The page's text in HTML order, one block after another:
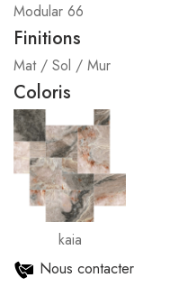
Modular 66
Finitions
Mat / Sol / Mur
Coloris
kaia
Nous contacter